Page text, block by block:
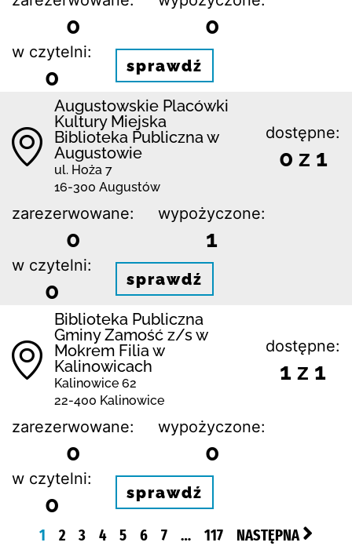
0 0
w czytelni:
0 sprawdź
Augustowskie Placówki
Kultury Miejska
Biblioteka Publiczna w
Augustowie
ul. Hoża 7
16-300 Augustów
dostępne:
0 z 1
zarezerwowane:
0
wypożyczone:
1
w czytelni:
0 sprawdź
Biblio­teka Publiczna
Gminy Zamość z/s w
Mokrem Filia w
Kalinowicach
Kalinowice 62
22-400 Kalinowice
dostępne:
1 z 1
zarezerwowane:
0
wypożyczone:
0
w czytelni:
0 sprawdź
1 2 3 4 5 6 7 … 117 NASTĘPNA